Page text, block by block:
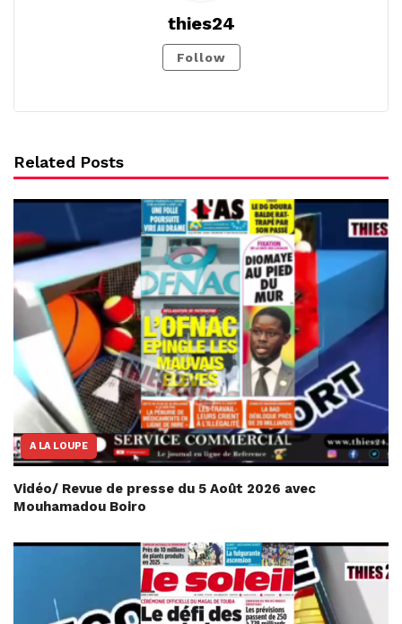
thies24
Follow
Related Posts
A LA LOUPE
Vidéo/ Revue de presse du 5 Août 2026 avec
Mouhamadou Boiro